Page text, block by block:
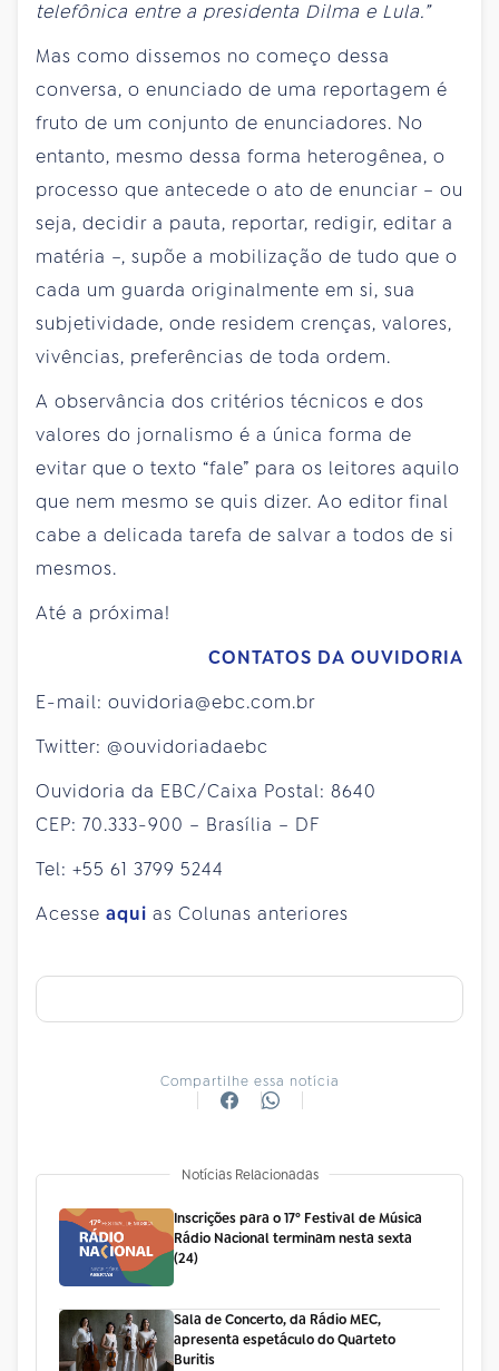
telefônica entre a presidenta Dilma e Lula.”
Mas como dissemos no começo dessa
conversa, o enunciado de uma reportagem é
fruto de um conjunto de enunciadores. No
entanto, mesmo dessa forma heterogênea, o
processo que antecede o ato de enunciar – ou
seja, decidir a pauta, reportar, redigir, editar a
matéria –, supõe a mobilização de tudo que o
cada um guarda originalmente em si, sua
subjetividade, onde residem crenças, valores,
vivências, preferências de toda ordem.
A observância dos critérios técnicos e dos
valores do jornalismo é a única forma de
evitar que o texto “fale” para os leitores aquilo
que nem mesmo se quis dizer. Ao editor final
cabe a delicada tarefa de salvar a todos de si
mesmos.
Até a próxima!
CONTATOS DA OUVIDORIA
E-mail: ouvidoria@ebc.com.br
Twitter: @ouvidoriadaebc
Ouvidoria da EBC/Caixa Postal: 8640
CEP: 70.333-900 – Brasília – DF
Tel: +55 61 3799 5244
Acesse aqui as Colunas anteriores
Compartilhe essa notícia
Notícias Relacionadas
Inscrições para o 17º Festival de Música
Rádio Nacional terminam nesta sexta
(24)
Sala de Concerto, da Rádio MEC,
apresenta espetáculo do Quarteto
Buritis